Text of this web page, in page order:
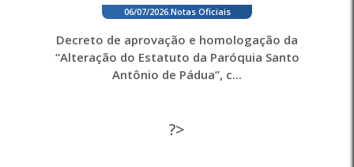
06/07/2026. Notas Oficiais
Decreto de aprovação e homologação da
“Alteração do Estatuto da Paróquia Santo
Antônio de Pádua”, c...
?>